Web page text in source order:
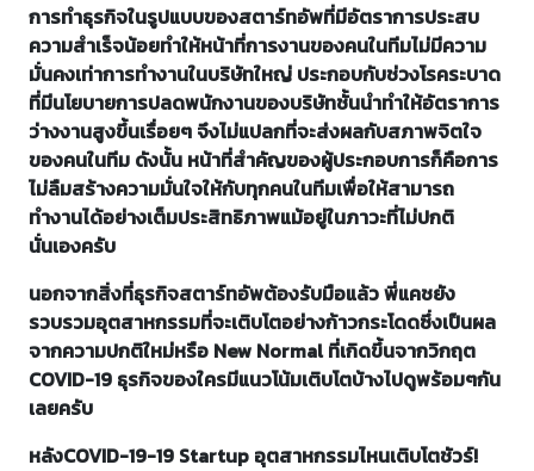
การทำธุรกิจในรูปแบบของสตาร์ทอัพที่มีอัตราการประสบ
ความสำเร็จน้อยทำให้หน้าที่การงานของคนในทีมไม่มีความ
มั่นคงเท่าการทำงานในบริษัทใหญ่ ประกอบกับช่วงโรคระบาด
ที่มีนโยบายการปลดพนักงานของบริษัทชั้นนำทำให้อัตราการ
ว่างงานสูงขึ้นเรื่อยๆ จึงไม่แปลกที่จะส่งผลกับสภาพจิตใจ
ของคนในทีม ดังนั้น หน้าที่สำคัญของผู้ประกอบการก็คือการ
ไม่ลืมสร้างความมั่นใจให้กับทุกคนในทีมเพื่อให้สามารถ
ทำงานได้อย่างเต็มประสิทธิภาพแม้อยู่ในภาวะที่ไม่ปกติ
นั่นเองครับ
นอกจากสิ่งที่ธุรกิจสตาร์ทอัพต้องรับมือแล้ว พี่แคชยัง
รวบรวมอุตสาหกรรมที่จะเติบโตอย่างก้าวกระโดดซึ่งเป็นผล
จากความปกติใหม่หรือ New Normal ที่เกิดขึ้นจากวิกฤต
COVID-19 ธุรกิจของใครมีแนวโน้มเติบโตบ้างไปดูพร้อมๆกัน
เลยครับ
หลังCOVID-19-19 Startup อุตสาหกรรมไหนเติบโตชัวร์!